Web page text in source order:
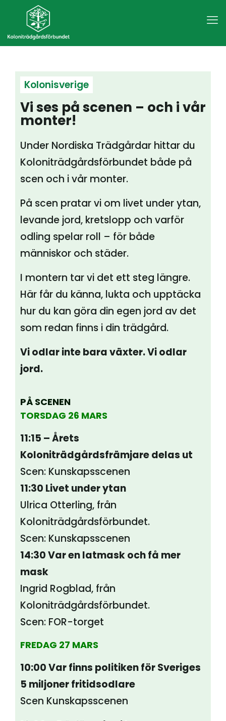
Kolonisverige
Vi ses på scenen – och i vår
monter!
Under Nordiska Trädgårdar hittar du
Koloniträdgårdsförbundet både på
scen och i vår monter.
På scen pratar vi om livet under ytan,
levande jord, kretslopp och varför
odling spelar roll – för både
människor och städer.
I montern tar vi det ett steg längre.
Här får du känna, lukta och upptäcka
hur du kan göra din egen jord av det
som redan finns i din trädgård.
Vi odlar inte bara växter. Vi odlar
jord.
PÅ SCENEN
TORSDAG 26 MARS
11:15 – Årets
Koloniträdgårdsfrämjare delas ut
Scen: Kunskapsscenen
11:30 Livet under ytan
Ulrica Otterling, från
Koloniträdgårdsförbundet.
Scen: Kunskapsscenen
14:30 Var en latmask och få mer
mask
Ingrid Rogblad, från
Koloniträdgårdsförbundet.
Scen: FOR-torget
FREDAG 27 MARS
10:00 Var finns politiken för Sveriges
5 miljoner fritidsodlare
Scen Kunskapsscenen